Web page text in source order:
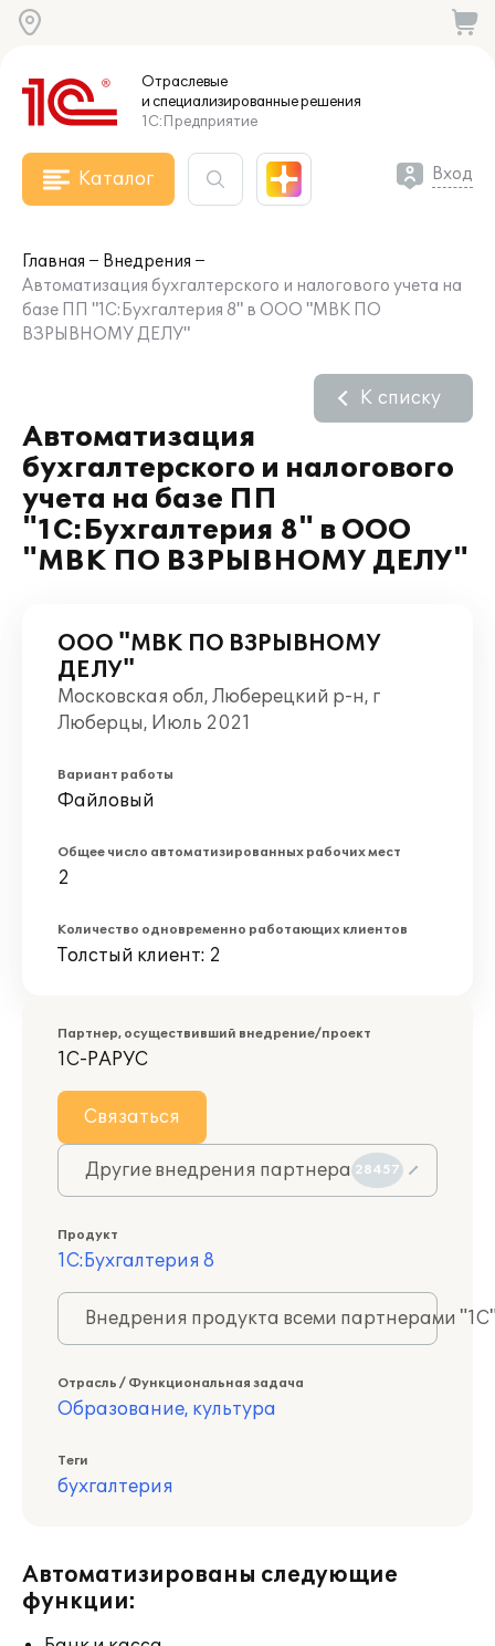
Отраслевые
и специализированныерешения
1С:Предприятие
Каталог Вход
Главная
Внедрения
Автоматизация бухгалтерского и налогового учета на
базе ПП "1С:Бухгалтерия 8" в ООО "МВК ПО
ВЗРЫВНОМУ ДЕЛУ"
Автоматизация
бухгалтерского и налогового
учета на базе ПП
"1С:Бухгалтерия 8" в ООО
"МВК ПО ВЗРЫВНОМУ ДЕЛУ"
К списку
ООО "МВК ПО ВЗРЫВНОМУ
ДЕЛУ"
Московская обл, Люберецкий р-н, г
Люберцы, Июль 2021
Вариант работы
Файловый
Общее число автоматизированных рабочих мест
2
Количество одновременно работающих клиентов
Толстый клиент: 2
Партнер, осуществивший внедрение/проект
1С-РАРУС
Связаться
Другие внедрения партнера 28457
Продукт
1С:Бухгалтерия 8
Внедрения продукта всеми партнерами
Отрасль / Функциональная задача
Образование, культура
Теги
бухгалтерия
Автоматизированы следующие
функции: